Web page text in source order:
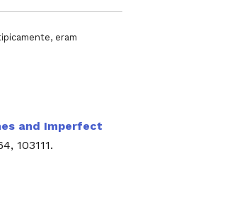
eram
and Imperfect
103111.